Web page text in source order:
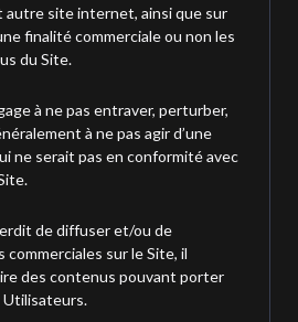
site internet, ainsi que sur
finalité commerciale ou non les
du Site.
à ne pas entraver, perturber,
à ne pas agir d’une
ne serait pas en conformité avec
de diffuser et/ou de
sur le Site, il
des contenus pouvant porter
Utilisateurs.